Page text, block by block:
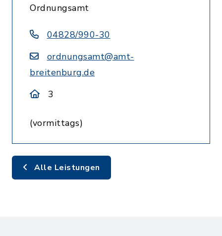
Ordnungsamt
04828/990-30
ordnungsamt@amt-
breitenburg.de
3
(vormittags)
Alle Leistungen